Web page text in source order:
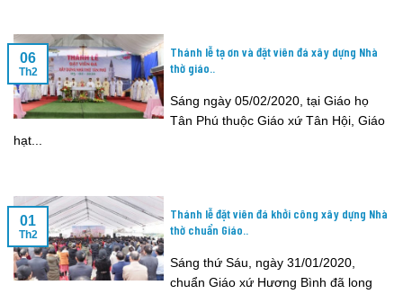
Thánh lễ tạ ơn và đặt viên đá xây dựng Nhà
thờ giáo..
Sáng ngày 05/02/2020, tại Giáo họ
Tân Phú thuộc Giáo xứ Tân Hội, Giáo
hạt...
06
Th2
Thánh lễ đặt viên đá khởi công xây dựng Nhà
thờ chuẩn Giáo..
Sáng thứ Sáu, ngày 31/01/2020,
chuẩn Giáo xứ Hương Bình đã long
01
Th2